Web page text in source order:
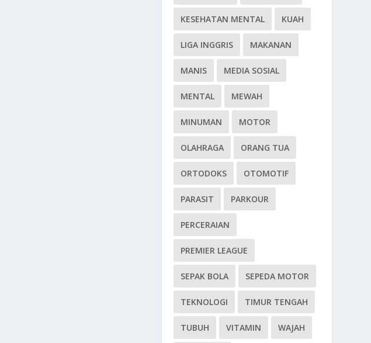
KESEHATAN MENTAL KUAH
LIGA INGGRIS MAKANAN
MANIS MEDIA SOSIAL
MENTAL MEWAH
MINUMAN MOTOR
OLAHRAGA ORANG TUA
ORTODOKS OTOMOTIF
PARASIT PARKOUR
PERCERAIAN
PREMIER LEAGUE
SEPAK BOLA SEPEDA MOTOR
TEKNOLOGI TIMUR TENGAH
TUBUH VITAMIN WAJAH